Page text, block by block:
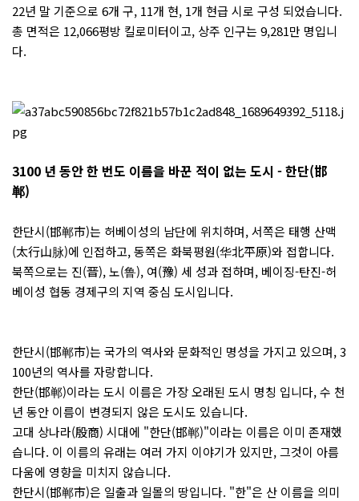
22년 말 기준으로 6개 구, 11개 현, 1개 현급 시로 구성 되었습니다.
총 면적은 12,066평방 킬로미터이고, 상주 인구는 9,281만 명입니
다.
3100 년 동안 한 번도 이름을 바꾼 적이 없는 도시 - 한단(邯
郸)
한단시(邯郸市)는 허베이성의 남단에 위치하며, 서쪽은 태행 산맥
(太行山脉)에 인접하고, 동쪽은 화북평원(华北平原)와 접합니다.
북쪽으로는 진(晋), 노(鲁), 여(豫) 세 성과 접하며, 베이징-탄진-허
베이성 협동 경제구의 지역 중심 도시입니다.
한단시(邯郸市)는 국가의 역사와 문화적인 명성을 가지고 있으며, 3
100년의 역사를 자랑합니다.
한단(邯郸)이라는 도시 이름은 가장 오래된 도시 명칭 입니다, 수 천
년 동안 이름이 변경되지 않은 도시도 있습니다.
고대 상나라(殷商) 시대에 "한단(邯郸)"이라는 이름은 이미 존재했
습니다. 이 이름의 유래는 여러 가지 이야기가 있지만, 그것이 아름
다움에 영향을 미치지 않습니다.
한단시(邯郸市)은 일출과 일몰의 땅입니다. "한"은 산 이름을 의미